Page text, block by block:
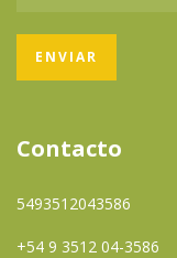
Contacto
5493512043586
+54 9 3512 04-3586